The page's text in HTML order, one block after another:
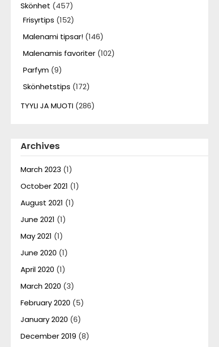
Skönhet (457)
Frisyrtips (152)
Malenami tipsar! (146)
Malenamis favoriter (102)
Parfym (9)
Skönhetstips (172)
TYYLI JA MUOTI (286)
Archives
March 2023 (1)
October 2021 (1)
August 2021 (1)
June 2021 (1)
May 2021 (1)
June 2020 (1)
April 2020 (1)
March 2020 (3)
February 2020 (5)
January 2020 (6)
December 2019 (8)